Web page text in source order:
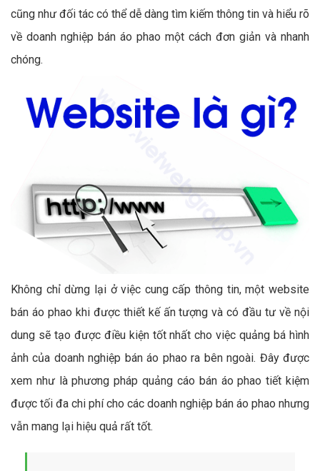
cũng như đối tác có thể dễ dàng tìm kiếm thông tin và hiểu rõ
về doanh nghiệp bán áo phao một cách đơn giản và nhanh
chóng.
Không chỉ dừng lại ở việc cung cấp thông tin, một website
bán áo phao khi được thiết kế ấn tượng và có đầu tư về nội
dung sẽ tạo được điều kiện tốt nhất cho việc quảng bá hình
ảnh của doanh nghiệp bán áo phao ra bên ngoài. Đây được
xem như là phương pháp quảng cáo bán áo phao tiết kiệm
được tối đa chi phí cho các doanh nghiệp bán áo phao nhưng
vẫn mang lại hiệu quả rất tốt.